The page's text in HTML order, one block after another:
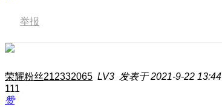
举报
荣耀粉丝212332065 LV3 发表于 2021-9-22 13:44
111
赞